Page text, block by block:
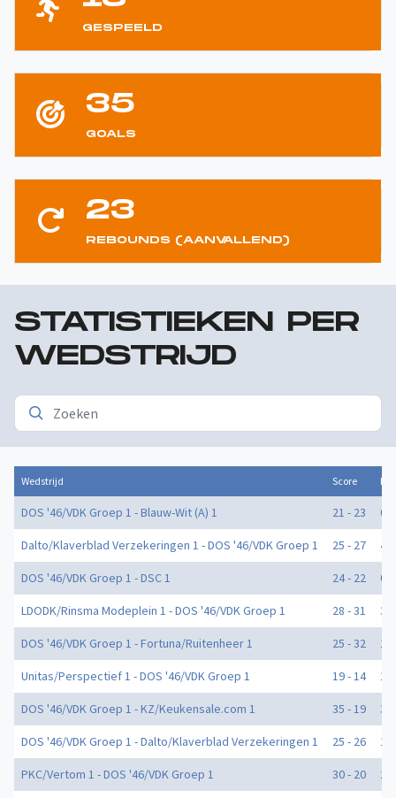
GESPEELD
35
GOALS
23
REBOUNDS (AANVALLEND)
STATISTIEKEN PER
WEDSTRIJD
Wedstrijd Score
DOS '46/VDK Groep 1 - Blauw-Wit (A) 1 21 - 23 0
Dalto/Klaverblad Verzekeringen 1 - DOS '46/VDK Groep 1 25 - 27 4
DOS '46/VDK Groep 1 - DSC 1 24 - 22 0
LDODK/Rinsma Modeplein 1 - DOS '46/VDK Groep 1 28 - 31 3
DOS '46/VDK Groep 1 - Fortuna/Ruitenheer 1 25 - 32 1
Unitas/Perspectief 1 - DOS '46/VDK Groep 1 19 - 14 1
DOS '46/VDK Groep 1 - KZ/Keukensale.com 1 35 - 19 3
DOS '46/VDK Groep 1 - Dalto/Klaverblad Verzekeringen 1 25 - 26 1
PKC/Vertom 1 - DOS '46/VDK Groep 1 30 - 20 2